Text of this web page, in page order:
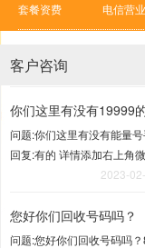
套餐资费
电信营
客户咨询
你们这里有没有19999
问题:你们这里有没有能量
回复:有的 详情添加右上角
2023-
您好你们回收号码吗？
问题:您好你们回收号码吗